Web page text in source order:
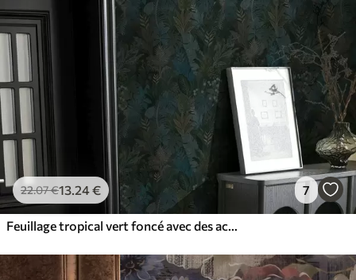
22.07€13.24€ 7
Feuillage tropical vert foncé avec des accents bleus